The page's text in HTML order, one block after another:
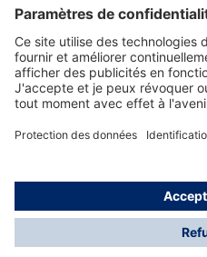
Service de e-
Informations sur les
© Dräger France SAS, 2024
*Prix hors taxe. Frais de
offerts; Indépendamment